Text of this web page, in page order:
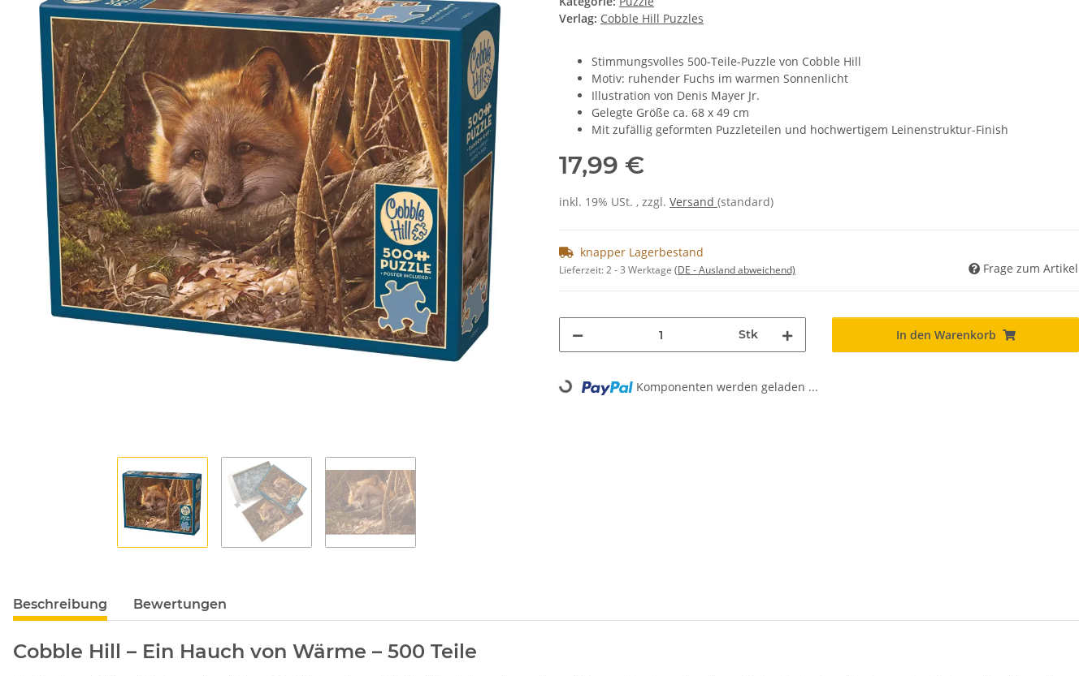
Verlag: Cobble Hill Puzzles
Stimmungsvolles 500-Teile-Puzzle von Cobble Hill
Motiv: ruhender Fuchs im warmen Sonnenlicht
Illustration von Denis Mayer Jr.
Gelegte Größe ca. 68 x 49 cm
Mit zufällig geformten Puzzleteilen und hochwertigem Leinenstruktur-Finish
17,99 €
inkl. 19% USt. , zzgl. Versand (standard)
knapper Lagerbestand
Lieferzeit:2 - 3 Werktage (DE - Ausland abweichend) Frage zum Artikel
Stk In den Warenkorb
Loading... Komponenten werden geladen ...
Beschreibung Bewertungen
Cobble Hill – Ein Hauch von Wärme – 500 Teile